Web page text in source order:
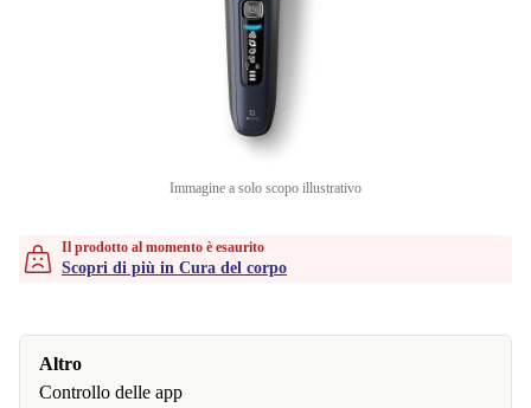
Immagine a solo scopo illustrativo
Il prodotto al momento è esaurito
Scopri di più in Cura del corpo
Altro
Controllo delle app